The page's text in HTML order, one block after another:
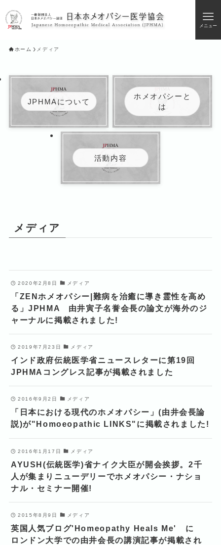
メニュー
ホーム メディア
JPHMAについて
ホメオパシーと
は
活動内容
メディア
2020年2月8日 メディア
「ZENホメオパシー|難病を治癒に導き霊性を高め
る」JPHMA 由井寅子名誉会長の論文が海外のジ
ャーナルに掲載されました!
2019年7月23日 メディア
インド政府伝統医学省ニュースレターに第19回
JPHMAコングレス記事が掲載されました
2016年9月2日 メディア
「日本における現代のホメオパシー」(由井会長論
説)が"Homoeopathic LINKS"に掲載されました!
2016年1月17日 メディア
AYUSH(伝統医学)省ナイク大臣が開会挨拶。2千
人が集まりニューデリーでホメオパシー・ナショ
ナル・セミナー開催!
2015年8月9日 メディア
英国人気ブログ'Homeopathy Heals Me' に
ロンドン大学での由井会長の講演記事が掲載され